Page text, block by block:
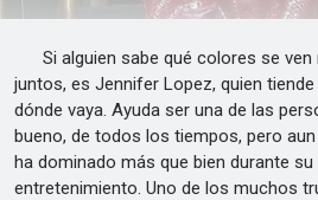
Si alguien sabe qué colores se ven
juntos, es Jennifer Lopez, quien
dónde vaya. Ayuda ser una de las
bueno, de todos los tiempos, pero
ha dominado más que bien durante
entretenimiento. Uno de los muchos